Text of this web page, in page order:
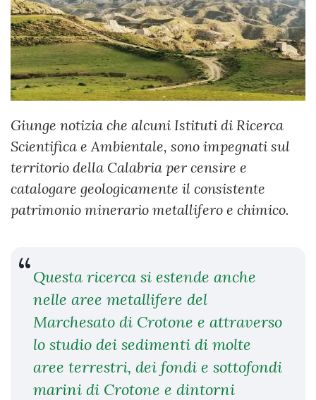
Giunge notizia che alcuni Istituti di Ricerca
Scientifica e Ambientale, sono impegnati sul
territorio della Calabria per censire e
catalogare geologicamente il consistente
patrimonio minerario metallifero e chimico.
Questa ricerca si estende anche
nelle aree metallifere del
Marchesato di Crotone e attraverso
lo studio dei sedimenti di molte
aree terrestri, dei fondi e sottofondi
marini di Crotone e dintorni